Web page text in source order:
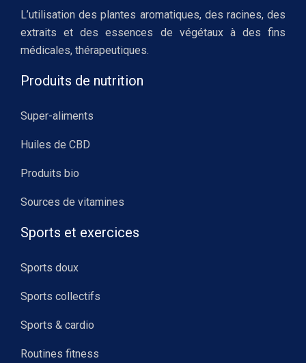
L’utilisation des plantes aromatiques, des racines, des
extraits et des essences de végétaux à des fins
médicales, thérapeutiques.
Produits de nutrition
Super-aliments
Huiles de CBD
Produits bio
Sources de vitamines
Sports et exercices
Sports doux
Sports collectifs
Sports & cardio
Routines fitness